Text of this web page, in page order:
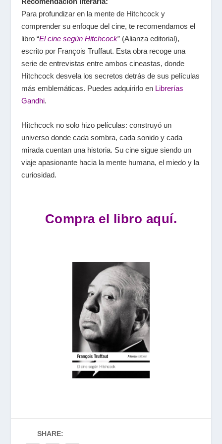
Para profundizar en la mente de Hitchcock y
comprender su enfoque del cine, te recomendamos el
libro “El cine según Hitchcock”(Alianza editorial),
escrito por François Truffaut. Esta obra recoge una
serie de entrevistas entre ambos cineastas, donde
Hitchcock desvela los secretos detrás de sus películas
más emblemáticas. Puedes adquirirlo en Librerías
Gandhi.
Hitchcock no solo hizo películas: construyó un
universo donde cada sombra, cada sonido y cada
mirada cuentan una historia. Su cine sigue siendo un
viaje apasionante hacia la mente humana, el miedo y la
curiosidad.
Compra el libro aquí.
SHARE: